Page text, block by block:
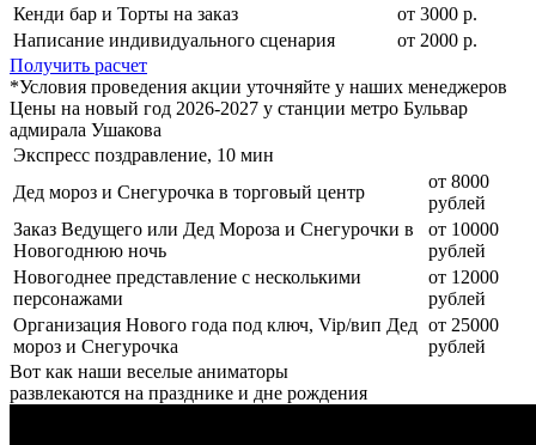
Кенди бар и Торты на заказ
от 3000 р.
Написание индивидуального сценария
от 2000 р.
Получить расчет
*Условия проведения акции уточняйте у наших менеджеров
Цены на новый год 2026-2027 у станции метро Бульвар
адмирала Ушакова
Экспресс поздравление, 10 мин
Дед мороз и Снегурочка в торговый центр
от 8000
рублей
Заказ Ведущего или Дед Мороза и Снегурочки в
Новогоднюю ночь
от 10000
рублей
Новогоднее представление с несколькими
персонажами
от 12000
рублей
Организация Нового года под ключ, Vip/вип Дед
мороз и Снегурочка
от 25000
рублей
Вот как наши веселые аниматоры
развлекаются на празднике и дне рождения